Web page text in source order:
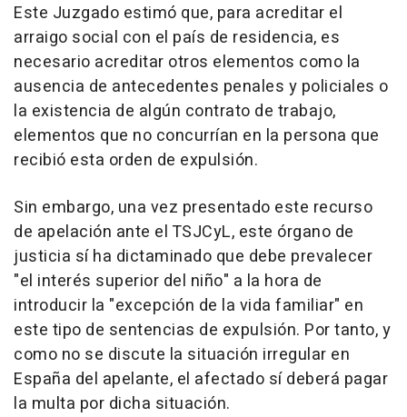
Este Juzgado estimó que, para acreditar el
arraigo social con el país de residencia, es
necesario acreditar otros elementos como la
ausencia de antecedentes penales y policiales o
la existencia de algún contrato de trabajo,
elementos que no concurrían en la persona que
recibió esta orden de expulsión.
Sin embargo, una vez presentado este recurso
de apelación ante el TSJCyL, este órgano de
justicia sí ha dictaminado que debe prevalecer
"el interés superior del niño" a la hora de
introducir la "excepción de la vida familiar" en
este tipo de sentencias de expulsión. Por tanto, y
como no se discute la situación irregular en
España del apelante, el afectado sí deberá pagar
la multa por dicha situación.